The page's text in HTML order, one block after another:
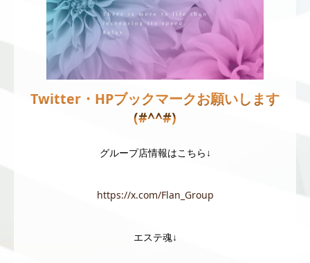
Twitter・HPブックマークお願いします
(#^^#)
グループ店情報はこちら↓
https://x.com/Flan_Group
エステ魂↓